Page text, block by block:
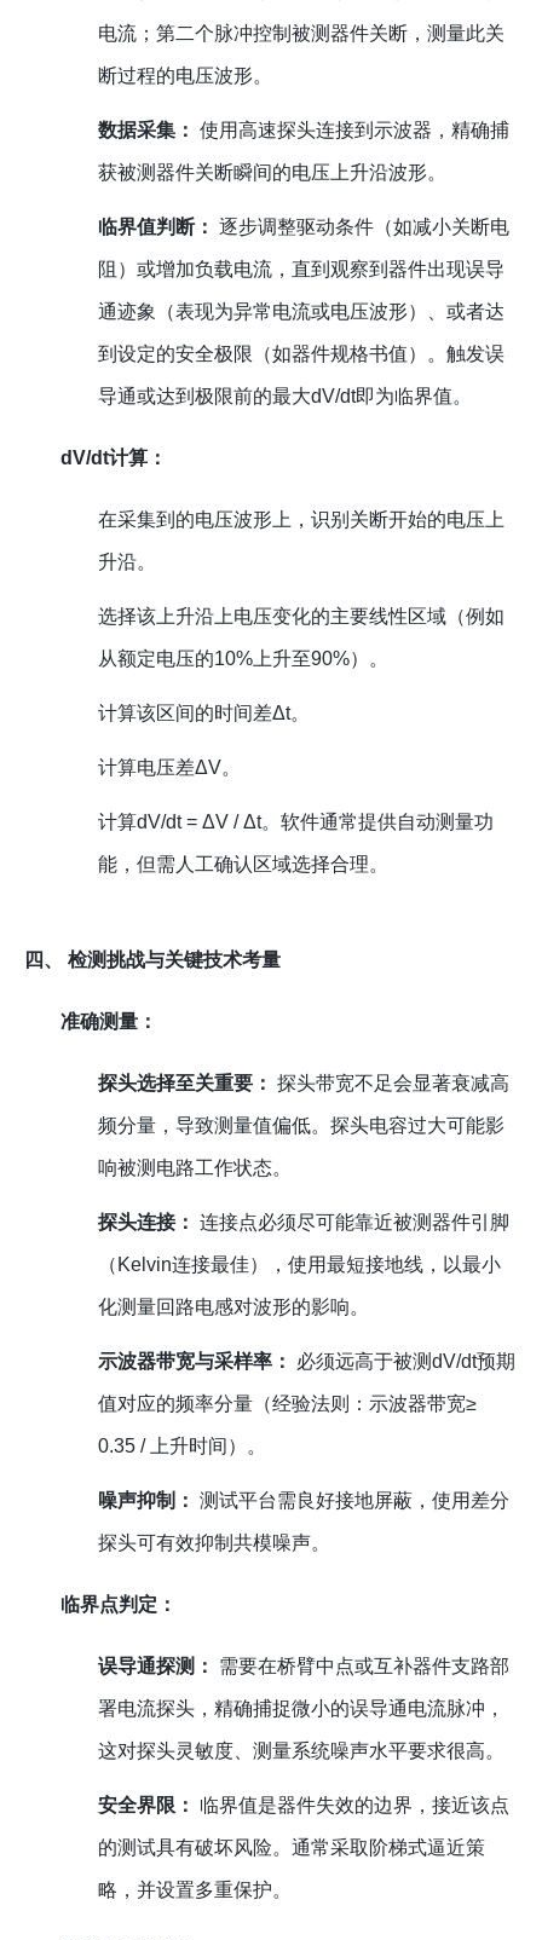
电流；第二个脉冲控制被测器件关断，测量此关
断过程的电压波形。
数据采集： 使用高速探头连接到示波器，精确捕
获被测器件关断瞬间的电压上升沿波形。
临界值判断： 逐步调整驱动条件（如减小关断电
阻）或增加负载电流，直到观察到器件出现误导
通迹象（表现为异常电流或电压波形）、或者达
到设定的安全极限（如器件规格书值）。触发误
导通或达到极限前的最大dV/dt即为临界值。
dV/dt计算：
在采集到的电压波形上，识别关断开始的电压上
升沿。
选择该上升沿上电压变化的主要线性区域（例如
从额定电压的10%上升至90%）。
计算该区间的时间差Δt。
计算电压差ΔV。
计算dV/dt = ΔV / Δt。软件通常提供自动测量功
能，但需人工确认区域选择合理。
四、 检测挑战与关键技术考量
准确测量：
探头选择至关重要： 探头带宽不足会显著衰减高
频分量，导致测量值偏低。探头电容过大可能影
响被测电路工作状态。
探头连接： 连接点必须尽可能靠近被测器件引脚
（Kelvin连接最佳），使用最短接地线，以最小
化测量回路电感对波形的影响。
示波器带宽与采样率： 必须远高于被测dV/dt预期
值对应的频率分量（经验法则：示波器带宽≥
0.35 / 上升时间）。
噪声抑制： 测试平台需良好接地屏蔽，使用差分
探头可有效抑制共模噪声。
临界点判定：
误导通探测： 需要在桥臂中点或互补器件支路部
署电流探头，精确捕捉微小的误导通电流脉冲，
这对探头灵敏度、测量系统噪声水平要求很高。
安全界限： 临界值是器件失效的边界，接近该点
的测试具有破坏风险。通常采取阶梯式逼近策
略，并设置多重保护。